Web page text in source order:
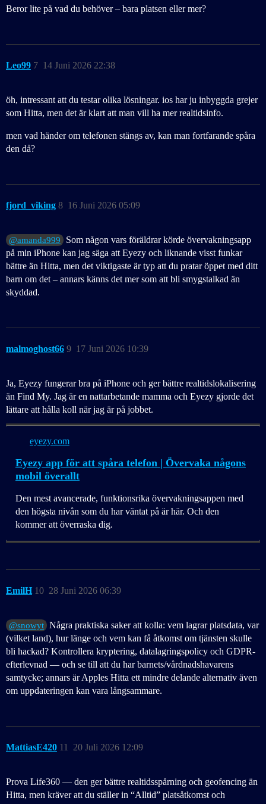
Beror lite på vad du behöver – bara platsen eller mer?
Leo99 14 Juni 2026 22:38
7
öh, intressant att du testar olika lösningar. ios har ju inbyggda grejer
som Hitta, men det är klart att man vill ha mer realtidsinfo.
men vad händer om telefonen stängs av, kan man fortfarande spåra
den då?
fjord_viking 16 Juni 2026 05:09
8
@amanda999
Som någon vars föräldrar körde övervakningsapp
på min iPhone kan jag säga att Eyezy och liknande visst funkar
bättre än Hitta, men det viktigaste är typ att du pratar öppet med ditt
barn om det – annars känns det mer som att bli smygstalkad än
skyddad.
malmoghost66 17 Juni 2026 10:39
9
Ja, Eyezy fungerar bra på iPhone och ger bättre realtidslokalisering
än Find My. Jag är en nattarbetande mamma och Eyezy gjorde det
lättare att hålla koll när jag är på jobbet.
eyezy.com
Eyezy app för att spåra telefon | Övervaka någons
mobil överallt
Den mest avancerade, funktionsrika övervakningsappen med
den högsta nivån som du har väntat på är här. Och den
kommer att överraska dig.
EmilH 28 Juni 2026 06:39
10
@snowyt Några praktiska saker att kolla: vem lagrar platsdata, var
(vilket land), hur länge och vem kan få åtkomst om tjänsten skulle
bli hackad? Kontrollera kryptering, datalagringspolicy och GDPR-
efterlevnad — och se till att du har barnets/vårdnadshavarens
samtycke; annars är Apples Hitta ett mindre delande alternativ även
om uppdateringen kan vara långsammare.
MattiasE420 20 Juli 2026 12:09
11
Prova Life360 — den ger bättre realtidsspårning och geofencing än
Hitta, men kräver att du ställer in “Alltid” platsåtkomst och